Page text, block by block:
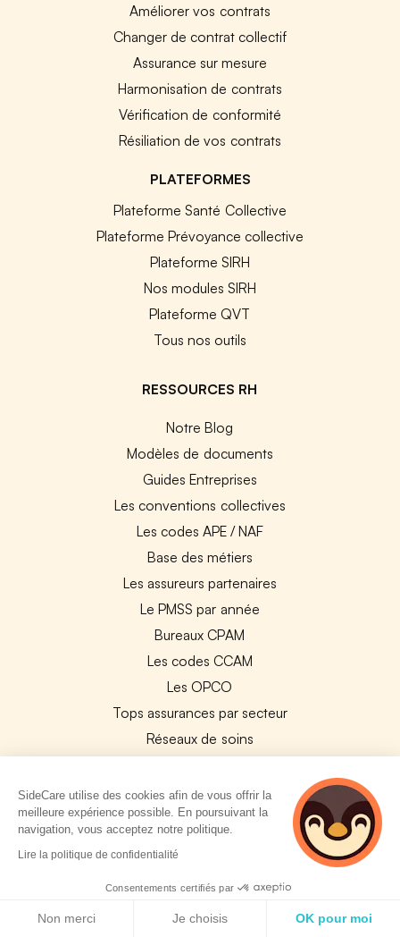
Améliorer vos contrats
Changer de contrat collectif
Assurance sur mesure
Harmonisation de contrats
Vérification de conformité
Résiliation de vos contrats
PLATEFORMES
Plateforme Santé Collective
Plateforme Prévoyance collective
Plateforme SIRH
Nos modules SIRH
Plateforme QVT
Tous nos outils
RESSOURCES RH
Notre Blog
Modèles de documents
Guides Entreprises
Les conventions collectives
Les codes APE / NAF
Base des métiers
Les assureurs partenaires
Le PMSS par année
Bureaux CPAM
Les codes CCAM
Les OPCO
Tops assurances par secteur
Réseaux de soins
Les garanties des assurances entreprises
PARTENAIRES
SideCare utilise des cookies afin de vous offrir la
meilleure expérience possible. En poursuivant la
navigation, vous acceptez notre politique.
Lire la politique de confidentialité
Consentements certifiés par
Non merci Je choisis OK pour moi
2 personnes
consultent
actuellement cette